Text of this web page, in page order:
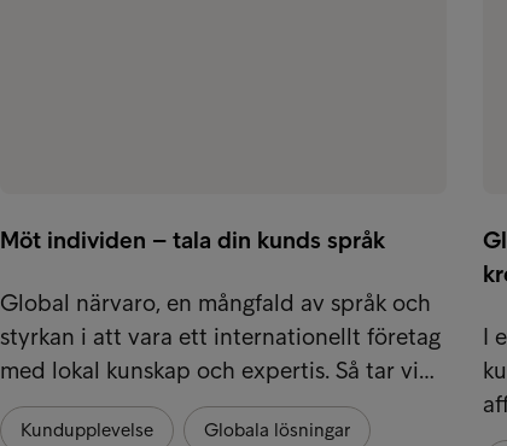
Möt individen – tala din kunds språk
Global närvaro, en mångfald av språk och
styrkan i att vara ett internationellt företag
med lokal kunskap och expertis. Så tar vi…
Kundupplevelse Globala lösningar
I